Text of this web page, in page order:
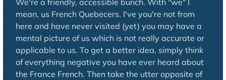
mean, us French Quebecers. I've you're not from
here and have never visited (yet) you may have a
mental picture of us which is not really accurate or
applicable to us. To get a better idea, simply think
of everything negative you have ever heard about
the France French. Then take the utter opposite of